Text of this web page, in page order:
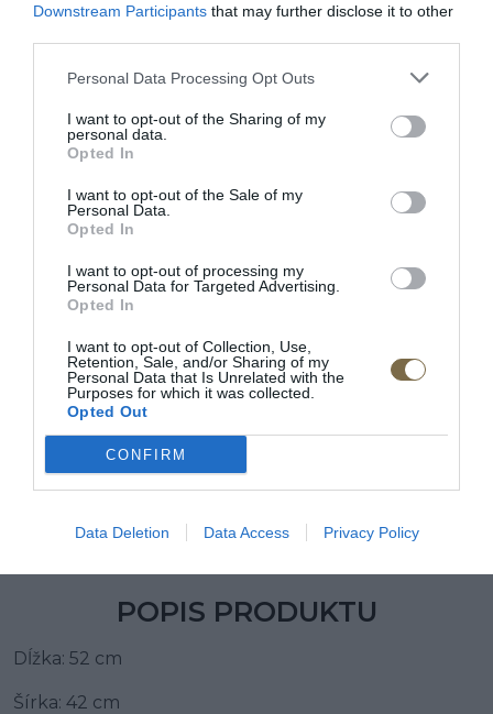
Downstream Participants that may further disclose it to other
Personal Data Processing Opt Outs
I want to opt-out of the Sharing of my
personal data.
Opted In
I want to opt-out of the Sale of my
Personal Data.
Opted In
I want to opt-out of processing my
Personal Data for Targeted Advertising.
Opted In
I want to opt-out of Collection, Use,
Retention, Sale, and/or Sharing of my
Personal Data that Is Unrelated with the
Purposes for which it was collected.
Opted Out
CONFIRM
Data Deletion Data Access Privacy Policy
Látková rohová sedačka
Maui otočné kreslo
Maui mega 2 sed
Látková rohová sedačka Be
true
Be comfy v koži
Látková rohová sedačka
POPIS PRODUKTU
Dĺžka: 52 cm
Šírka: 42 cm